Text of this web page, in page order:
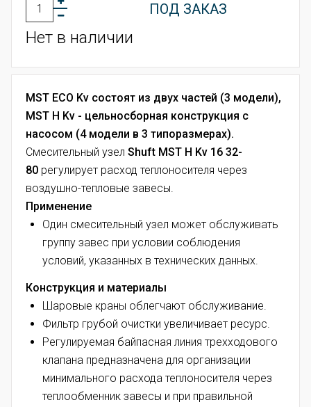
ПОД ЗАКАЗ
Нет в наличии
MST ECO Kv состоят из двух частей (3 модели),
MST H Kv - цельносборная конструкция с
насосом (4 модели в 3 типоразмерах).
Смесительный узел Shuft MST Н Kv 16 32-
80 регулирует расход теплоносителя через
воздушно-тепловые завесы.
Применение
Один смесительный узел может обслуживать
группу завес при условии соблюдения
условий, указанных в технических данных.
Конструкция и материалы
Шаровые краны облегчают обслуживание.
Фильтр грубой очистки увеличивает ресурс.
Регулируемая байпасная линия трехходового
клапана предназначена для организации
минимального расхода теплоносителя через
теплообменник завесы и при правильной